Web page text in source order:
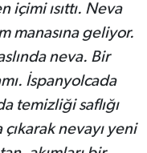
içimi ısıttı. Neva
manasına geliyor.
neva. Bir
İspanyolcada
temizliği saflığı
nevayı yeni